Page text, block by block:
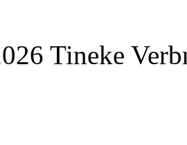
Tineke